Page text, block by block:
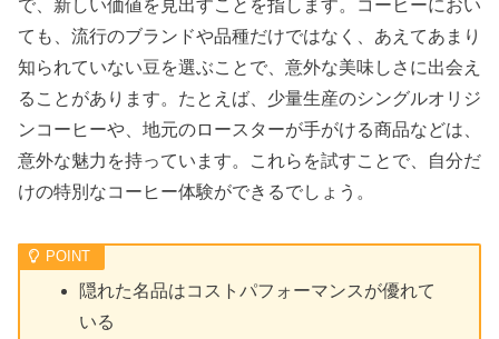
で、新しい価値を見出すことを指します。コーヒーにおい
ても、流行のブランドや品種だけではなく、あえてあまり
知られていない豆を選ぶことで、意外な美味しさに出会え
ることがあります。たとえば、少量生産のシングルオリジ
ンコーヒーや、地元のロースターが手がける商品などは、
意外な魅力を持っています。これらを試すことで、自分だ
けの特別なコーヒー体験ができるでしょう。
隠れた名品はコストパフォーマンスが優れて
いる